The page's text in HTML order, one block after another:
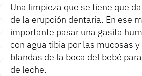
Una limpieza que se tiene que
de la erupción dentaria. En ese
importante pasar una gasita
con agua tibia por las mucosas
blandas de la boca del bebé
de leche.